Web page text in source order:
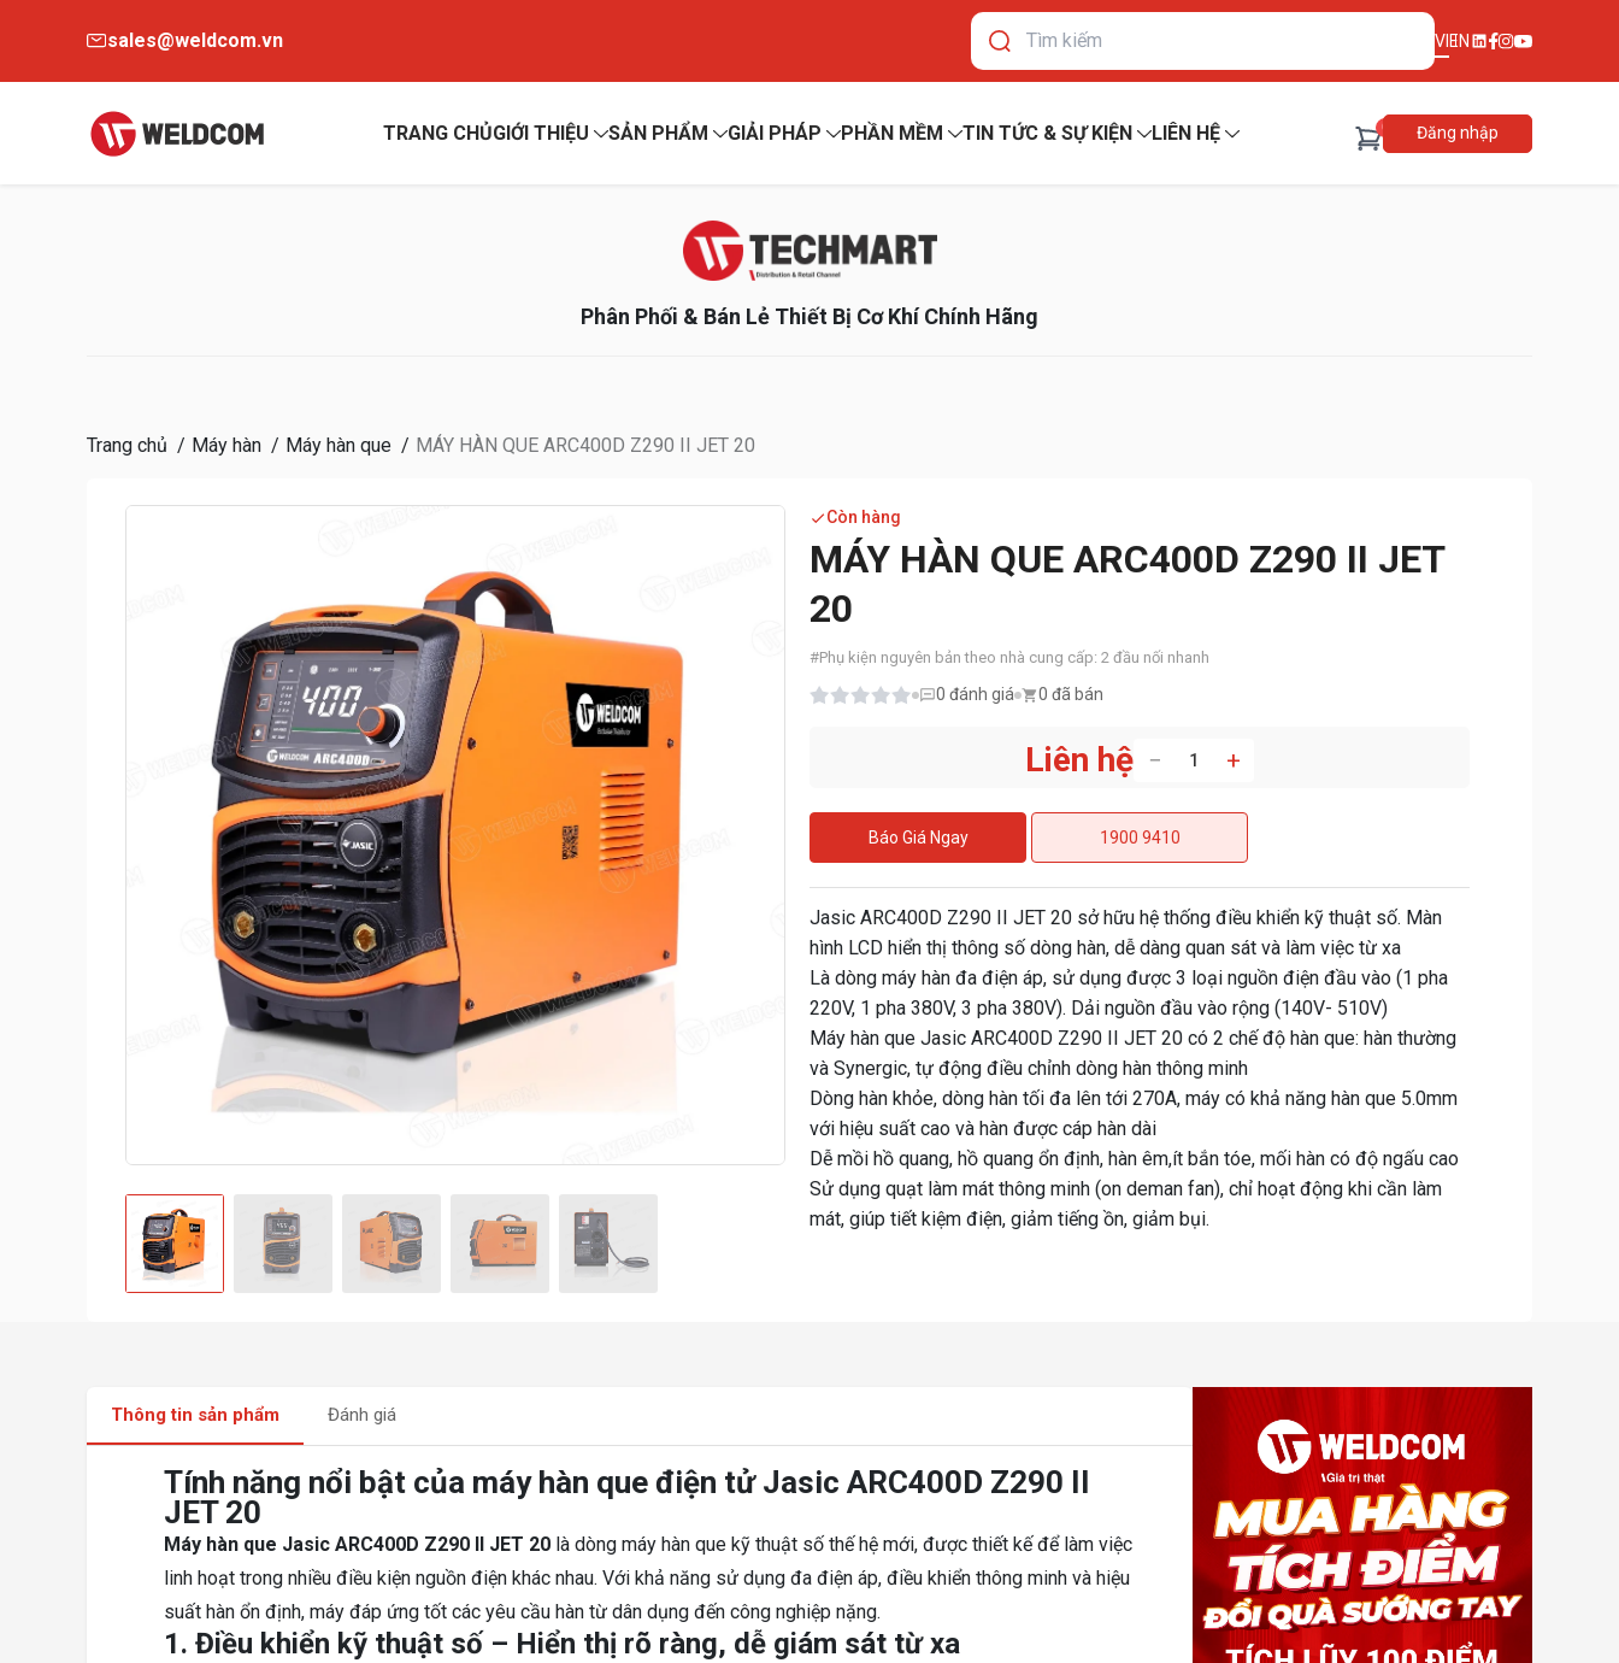
sales@weldcom.vn VIEN
TRANG CHỦGIỚI THIỆU SẢN PHẨM GIẢI PHÁP PHẦN MỀM TIN TỨC & SỰ KIỆN LIÊN HỆ 0 Đăng nhập
Phân Phối & Bán Lẻ Thiết Bị Cơ Khí Chính Hãng
Trang chủ Máy hàn Máy hàn que MÁY HÀN QUE ARC400D Z290 II JET 20
Còn hàng
MÁY HÀN QUE ARC400D Z290 II JET
20
#Phụ kiện nguyên bản theo nhà cung cấp: 2 đầu nối nhanh
0 đánh giá 0 đã bán
Liên hệ − +
Báo Giá Ngay 1900 9410
Jasic ARC400D Z290 II JET 20 sở hữu hệ thống điều khiển kỹ thuật số. Màn
hình LCD hiển thị thông số dòng hàn, dễ dàng quan sát và làm việc từ xa
Là dòng máy hàn đa điện áp, sử dụng được 3 loại nguồn điện đầu vào (1 pha
220V, 1 pha 380V, 3 pha 380V). Dải nguồn đầu vào rộng (140V- 510V)
Máy hàn que Jasic ARC400D Z290 II JET 20 có 2 chế độ hàn que: hàn thường
và Synergic, tự động điều chỉnh dòng hàn thông minh
Dòng hàn khỏe, dòng hàn tối đa lên tới 270A, máy có khả năng hàn que 5.0mm
với hiệu suất cao và hàn được cáp hàn dài
Dễ mồi hồ quang, hồ quang ổn định, hàn êm,ít bắn tóe, mối hàn có độ ngấu cao
Sử dụng quạt làm mát thông minh (on deman fan), chỉ hoạt động khi cần làm
mát, giúp tiết kiệm điện, giảm tiếng ồn, giảm bụi.
Thông tin sản phẩm Đánh giá
Tính năng nổi bật của máy hàn que điện tử Jasic ARC400D Z290 II
JET 20
Máy hàn que Jasic ARC400D Z290 II JET 20 là dòng máy hàn que kỹ thuật số thế hệ mới, được thiết kế để làm việc
linh hoạt trong nhiều điều kiện nguồn điện khác nhau. Với khả năng sử dụng đa điện áp, điều khiển thông minh và hiệu
suất hàn ổn định, máy đáp ứng tốt các yêu cầu hàn từ dân dụng đến công nghiệp nặng.
1. Điều khiển kỹ thuật số – Hiển thị rõ ràng, dễ giám sát từ xa